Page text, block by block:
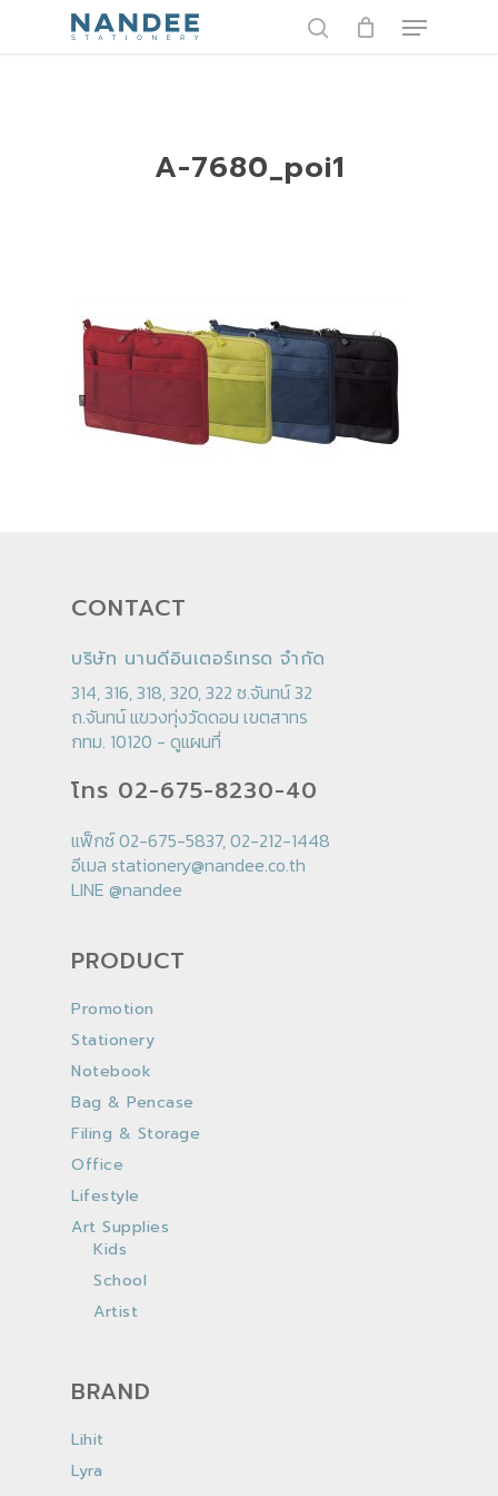
Menu
A-7680_poi1
CONTACT
บริษัท นานดีอินเตอร์เทรด จำกัด
314, 316, 318, 320, 322 ซ.จันทน์ 32
ถ.จันทน์ แขวงทุ่งวัดดอน เขตสาทร
กทม. 10120 - ดูแผนที่
โทร 02-675-8230-40
แฟ็กซ์ 02-675-5837, 02-212-1448
อีเมล stationery@nandee.co.th
LINE @nandee
PRODUCT
Promotion
Stationery
Notebook
Bag & Pencase
Filing & Storage
Office
Lifestyle
Art Supplies
Kids
School
Artist
BRAND
Lihit
Lyra